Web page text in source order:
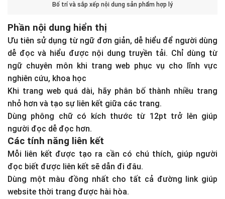
Bố trí và sắp xếp nội dung sản phẩm hợp lý
Phần nội dung hiển thị
Ưu tiên sử dụng từ ngữ đơn giản, dễ hiểu để người dùng
dễ đọc và hiểu được nội dung truyền tải. Chỉ dùng từ
ngữ chuyên môn khi trang web phục vụ cho lĩnh vực
nghiên cứu, khoa học
Khi trang web quá dài, hãy phân bố thành nhiều trang
nhỏ hơn và tạo sự liên kết giữa các trang.
Dùng phông chữ có kích thước từ 12pt trở lên giúp
người đọc dễ đọc hơn.
Các tính năng liên kết
Mỗi liên kết được tạo ra cần có chú thích, giúp người
đọc biết được liên kết sẽ dẫn đi đâu.
Dùng một màu đồng nhất cho tất cả đường link giúp
website thời trang được hài hòa.